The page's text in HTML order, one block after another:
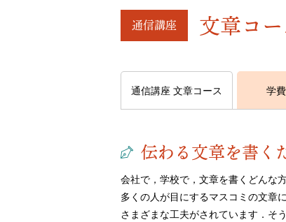
通信講座 文章コ
通信講座 文章コース 学費
伝わる文章を書く
会社で，学校で，文章を書くどんな
多くの人が目にするマスコミの文章
さまざまな工夫がされています．そ